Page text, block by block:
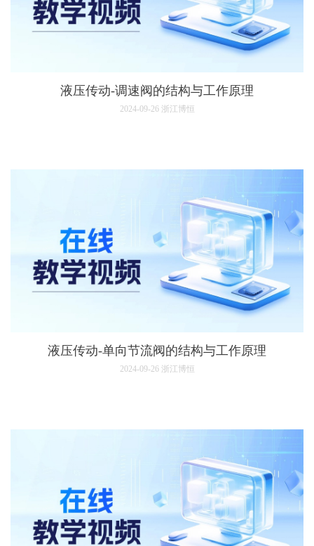
液压传动-调速阀的结构与工作原理
2024-09-26 浙江博恒
液压传动-单向节流阀的结构与工作原理
2024-09-26 浙江博恒